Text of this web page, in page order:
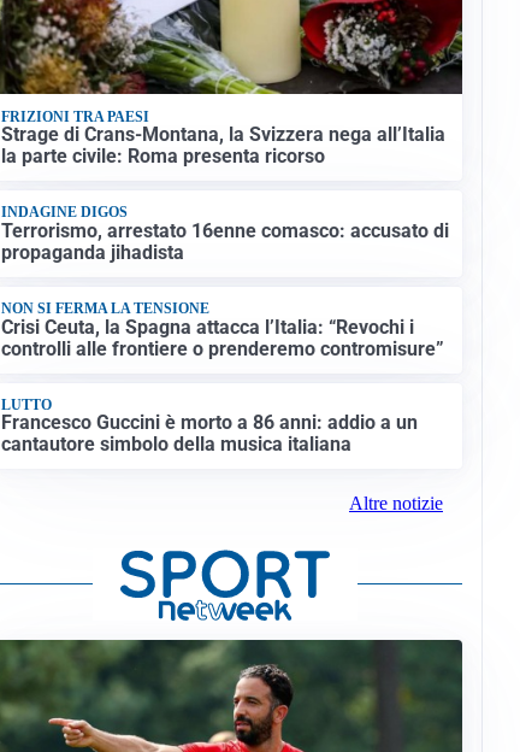
FRIZIONI TRA PAESI
Strage di Crans-Montana, la Svizzera nega all’Italia
la parte civile: Roma presenta ricorso
INDAGINE DIGOS
Terrorismo, arrestato 16enne comasco: accusato di
propaganda jihadista
NON SI FERMA LA TENSIONE
Crisi Ceuta, la Spagna attacca l’Italia: “Revochi i
controlli alle frontiere o prenderemo contromisure”
LUTTO
Francesco Guccini è morto a 86 anni: addio a un
cantautore simbolo della musica italiana
Altre notizie